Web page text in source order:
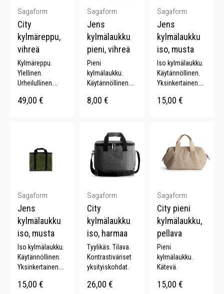
Sagaform
City
kylmäreppu,
vihreä
Kylmäreppu.
Ylellinen.
Urheilullinen.
yksityiskohdat.
49,00 €
Sagaform
Jens
kylmälaukku
pieni, vihreä
Pieni
kylmälaukku.
Käytännöllinen.
8,00€
Sagaform
Jens
kylmälaukku
iso, musta
Iso kylmälaukku.
Käytännöllinen.
Yksinkertainen.
15,00 €
Sagaform
Jens
kylmälaukku
iso, musta
Iso kylmälaukku.
Käytännöllinen.
Yksinkertainen.
15,00 €
Sagaform
City
kylmälaukku
iso, harmaa
Tyylikäs. Tilava.
Kontrastiväriset
yksityiskohdat.
26,00€
Sagaform
City pieni
kylmälaukku,
pellava
Pieni
kylmälaukku.
Kätevä.
15,00 €